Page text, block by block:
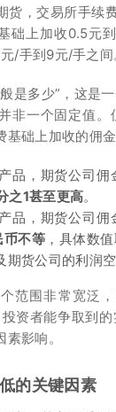
货，交易所手续
础上加收0.5元
/手到9元/手之间
是多少”，这是
非一个固定值
基础上加收的佣
品，期货公司
之1甚至更高。
品，期货公司
币不等 ，具体数
货公司的利润空
范围非常宽泛
资者能争取到
影响。
的关键因素